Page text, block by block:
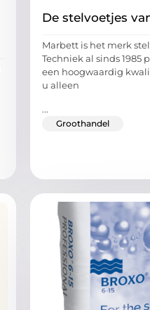
De stelvoetjes
Marbett is het merk
Techniek al sinds 1985
een hoogwaardig
u alleen
...
Groothandel